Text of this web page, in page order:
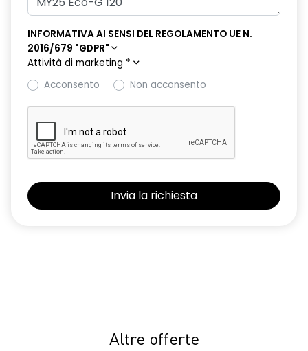
INFORMATIVA AI SENSI DEL REGOLAMENTO UE N.
2016/679 "GDPR"
Attività di marketing *
Acconsento
Non acconsento
Altre offerte